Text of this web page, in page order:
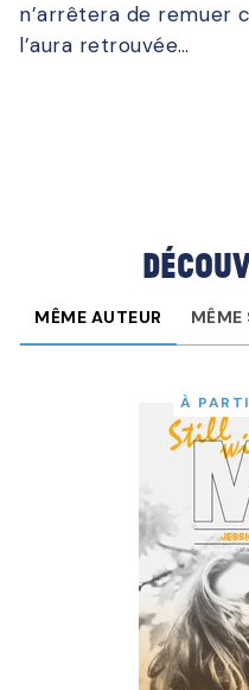
n’arrêtera de remuer
l’aura retrouvée…
MÊME AUTEUR MÊME
À